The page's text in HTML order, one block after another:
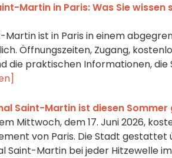
Martin in Paris: Was Sie wissen
Martin ist in Paris in einem
Öffnungszeiten, Zugang,
die praktischen Informationen, die
Saint-Martin ist diesen
Mittwoch, dem 17. Juni 2026,
von Paris. Die Stadt
Saint-Martin bei jeder Hitzewelle